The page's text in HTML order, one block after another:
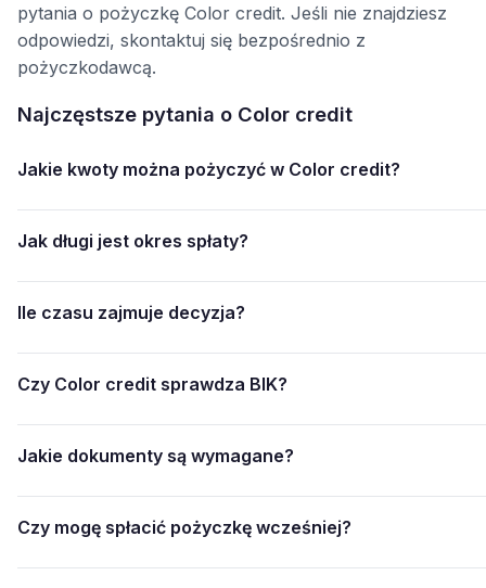
pytania o pożyczkę Color credit. Jeśli nie znajdziesz
odpowiedzi, skontaktuj się bezpośrednio z
pożyczkodawcą.
Najczęstsze pytania o Color credit
Jakie kwoty można pożyczyć w Color credit?
Jak długi jest okres spłaty?
Ile czasu zajmuje decyzja?
Czy Color credit sprawdza BIK?
Jakie dokumenty są wymagane?
Czy mogę spłacić pożyczkę wcześniej?